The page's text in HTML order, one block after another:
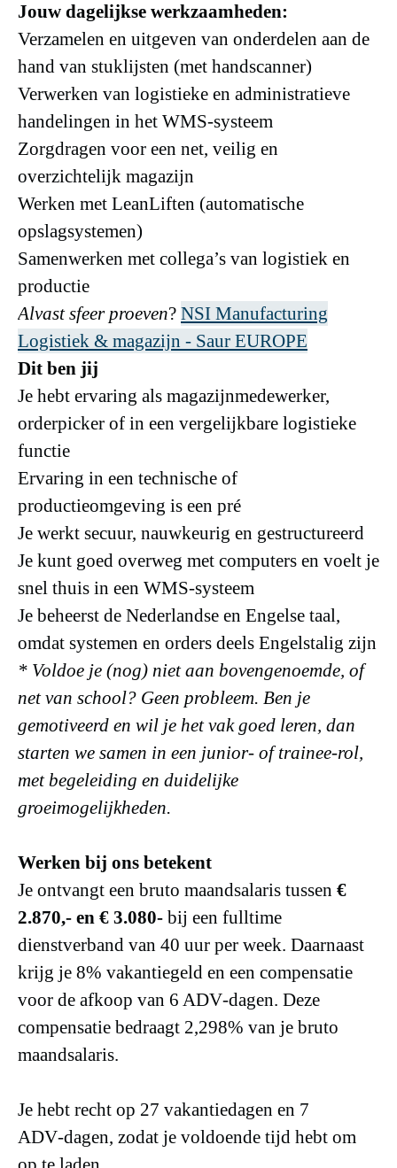
Jouw dagelijkse werkzaamheden:
Verzamelen en uitgeven van onderdelen aan de
hand van stuklijsten (met handscanner)
Verwerken van logistieke en administratieve
handelingen in het WMS‑systeem
Zorgdragen voor een net, veilig en
overzichtelijk magazijn
Werken met LeanLiften (automatische
opslagsystemen)
Samenwerken met collega’s van logistiek en
productie
Alvast sfeer proeven? NSI Manufacturing
Logistiek & magazijn - Saur EUROPE
Dit ben jij
Je hebt ervaring als magazijnmedewerker,
orderpicker of in een vergelijkbare logistieke
functie
Ervaring in een technische of
productieomgeving is een pré
Je werkt secuur, nauwkeurig en gestructureerd
Je kunt goed overweg met computers en voelt je
snel thuis in een WMS‑systeem
Je beheerst de Nederlandse en Engelse taal,
omdat systemen en orders deels Engelstalig zijn
* Voldoe je (nog) niet aan bovengenoemde, of
net van school? Geen probleem. Ben je
gemotiveerd en wil je het vak goed leren, dan
starten we samen in een junior‑ of trainee‑rol,
met begeleiding en duidelijke
groeimogelijkheden.
Werken bij ons betekent
Je ontvangt een bruto maandsalaris tussen €
2.870,- en € 3.080- bij een fulltime
dienstverband van 40 uur per week. Daarnaast
krijg je 8% vakantiegeld en een compensatie
voor de afkoop van 6 ADV‑dagen. Deze
compensatie bedraagt 2,298% van je bruto
maandsalaris.
Je hebt recht op 27 vakantiedagen en 7
ADV‑dagen, zodat je voldoende tijd hebt om